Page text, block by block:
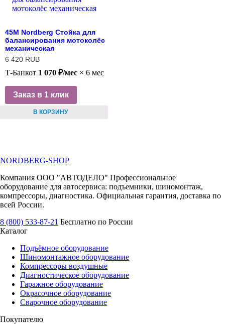
45M Nordberg Cтойка для
балансирования мотоколёс
механическая
6 420 RUB
В КОРЗИНУ
Т-Банкот 1 070 ₽/мес × 6 мес
Заказ в 1 клик
NORDBERG-SHOP
Компания ООО "АВТОДЕЛО" Профессиональное
оборудование для автосервиса: подъемники, шиномонтаж,
компрессоры, диагностика. Официальная гарантия, доставка по
всей России.
8 (800) 533-87-21 Бесплатно по России
Каталог
Подъёмное оборудование
Шиномонтажное оборудование
Компрессоры воздушные
Диагностическое оборудование
Гаражное оборудование
Окрасочное оборудование
Сварочное оборудование
Покупателю